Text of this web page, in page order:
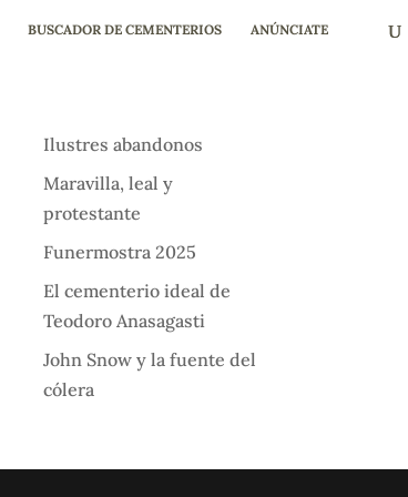
BUSCADOR DE CEMENTERIOS ANÚNCIATE
Ilustres abandonos
Maravilla, leal y
protestante
Funermostra 2025
El cementerio ideal de
Teodoro Anasagasti
John Snow y la fuente del
cólera